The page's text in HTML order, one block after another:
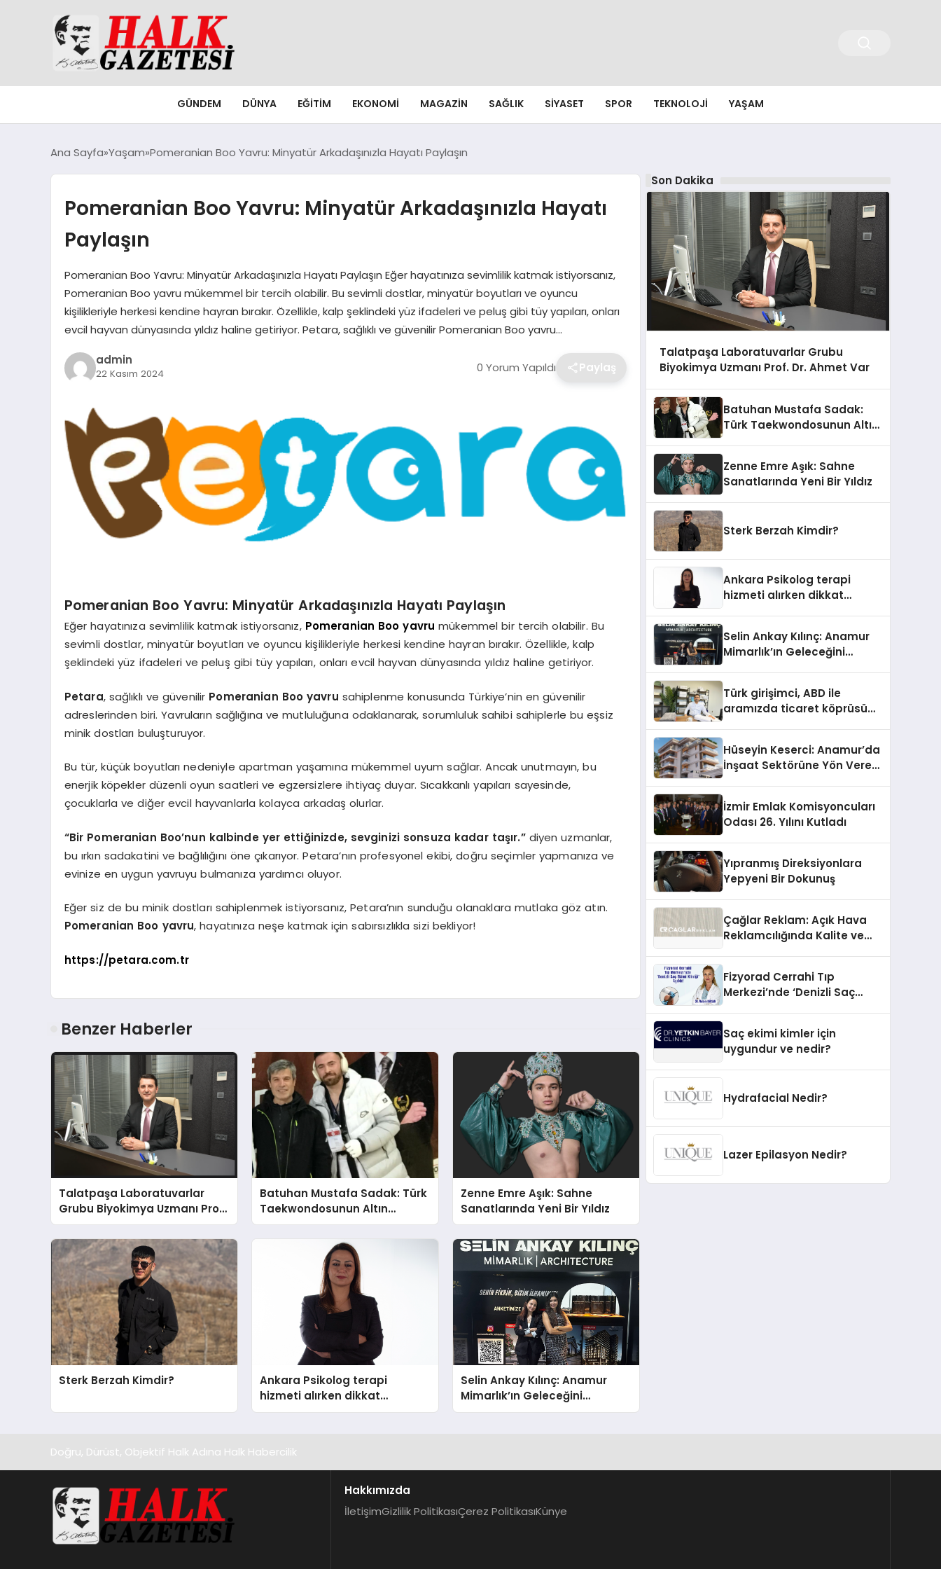
GÜNDEM DÜNYA EĞITIM EKONOMI MAGAZIN SAĞLIK SIYASET SPOR TEKNOLOJI YAŞAM
Ana Sayfa Yaşam Pomeranian Boo Yavru: Minyatür Arkadaşınızla Hayatı Paylaşın
Pomeranian Boo Yavru: Minyatür Arkadaşınızla Hayatı
Paylaşın
Pomeranian Boo Yavru: Minyatür Arkadaşınızla Hayatı Paylaşın Eğer hayatınıza sevimlilik katmak istiyorsanız,
Pomeranian Boo yavru mükemmel bir tercih olabilir. Bu sevimli dostlar, minyatür boyutları ve oyuncu
kişilikleriyle herkesi kendine hayran bırakır. Özellikle, kalp şeklindeki yüz ifadeleri ve peluş gibi tüy yapıları, onları
evcil hayvan dünyasında yıldız haline getiriyor. Petara, sağlıklı ve güvenilir Pomeranian Boo yavru…
admin
22 Kasım 2024 0 Yorum Yapıldı Paylaş
Pomeranian Boo Yavru: Minyatür Arkadaşınızla Hayatı Paylaşın
Eğer hayatınıza sevimlilik katmak istiyorsanız, Pomeranian Boo yavru mükemmel bir tercih olabilir. Bu
sevimli dostlar, minyatür boyutları ve oyuncu kişilikleriyle herkesi kendine hayran bırakır. Özellikle, kalp
şeklindeki yüz ifadeleri ve peluş gibi tüy yapıları, onları evcil hayvan dünyasında yıldız haline getiriyor.
Petara, sağlıklı ve güvenilir Pomeranian Boo yavru sahiplenme konusunda Türkiye’nin en güvenilir
adreslerinden biri. Yavruların sağlığına ve mutluluğuna odaklanarak, sorumluluk sahibi sahiplerle bu eşsiz
minik dostları buluşturuyor.
Bu tür, küçük boyutları nedeniyle apartman yaşamına mükemmel uyum sağlar. Ancak unutmayın, bu
enerjik köpekler düzenli oyun saatleri ve egzersizlere ihtiyaç duyar. Sıcakkanlı yapıları sayesinde,
çocuklarla ve diğer evcil hayvanlarla kolayca arkadaş olurlar.
“Bir Pomeranian Boo’nun kalbinde yer ettiğinizde, sevginizi sonsuza kadar taşır.”diyen uzmanlar,
bu ırkın sadakatini ve bağlılığını öne çıkarıyor. Petara’nın profesyonel ekibi, doğru seçimler yapmanıza ve
evinize en uygun yavruyu bulmanıza yardımcı oluyor.
Eğer siz de bu minik dostları sahiplenmek istiyorsanız, Petara’nın sunduğu olanaklara mutlaka göz atın.
Pomeranian Boo yavru, hayatınıza neşe katmak için sabırsızlıkla sizi bekliyor!
https://petara.com.tr
Benzer Haberler
Talatpaşa Laboratuvarlar
Grubu Biyokimya Uzmanı Prof.
Dr. Ahmet Var
Batuhan Mustafa Sadak: Türk
Taekwondosunun Altın
Yumruğu
Zenne Emre Aşık: Sahne
Sanatlarında Yeni Bir Yıldız
Sterk Berzah Kimdir?
Ankara Psikolog terapi
hizmeti alırken dikkat
edilecek hususlar
Selin Ankay Kılınç: Anamur
Mimarlık’ın Geleceğini
Şekillendiren Yöneticisi
Son Dakika
Talatpaşa Laboratuvarlar Grubu
Biyokimya Uzmanı Prof. Dr. Ahmet Var
Batuhan Mustafa Sadak:
Türk Taekwondosunun Altın
Zenne Emre Aşık: Sahne
Sanatlarında Yeni Bir Yıldız
Sterk Berzah Kimdir?
Ankara Psikolog terapi
hizmeti alırken dikkat
Selin Ankay Kılınç: Anamur
Mimarlık’ın Geleceğini
Türk girişimci, ABD ile
aramızda ticaret köprüsü
Hüseyin Keserci: Anamur’da
İnşaat Sektörüne Yön Veren
İzmir Emlak Komisyoncuları
Odası 26. Yılını Kutladı
Yıpranmış Direksiyonlara
Yepyeni Bir Dokunuş
Çağlar Reklam: Açık Hava
Reklamcılığında Kalite ve
Fizyorad Cerrahi Tıp
Merkezi’nde ‘Denizli Saç
Saç ekimi kimler için
uygundur ve nedir?
Hydrafacial Nedir?
Lazer Epilasyon Nedir?
Doğru, Dürüst, Objektif Halk Adına Halk Habercilik
Hakkımızda
İletişimGizlilik PolitikasıÇerez PolitikasıKünye